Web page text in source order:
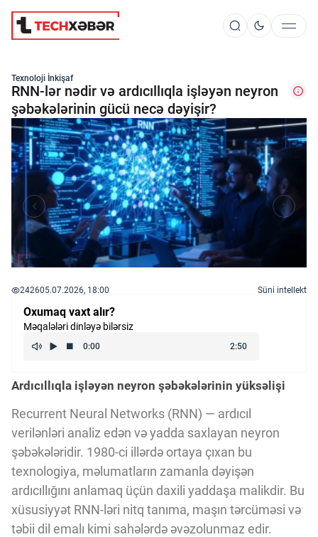
Süni İntellekt
Elm və Kosmos
Texnoloji İnkişaf
İnnovasiya və Startaplar
Robot və Cihazlar
Kriptovalyuta
ÇƏRƏZLƏR SİYASƏTİ
İSTIFADƏ ŞƏRTLƏRİ
MƏXFİLİK SİYASƏTİ
Texnoloji İnkişaf
RNN-lər nədir və ardıcıllıqla işləyən neyron
şəbəkələrinin gücü necə dəyişir?
242605.07.2026, 18:00 Süni intellekt
Oxumaq vaxt alır?
Məqalələri dinləyə bilərsiz
Ardıcıllıqla işləyən neyron şəbəkələrinin yüksəlişi
Recurrent Neural Networks (RNN) — ardıcıl
verilənləri analiz edən və yadda saxlayan neyron
şəbəkələridir. 1980-ci illərdə ortaya çıxan bu
texnologiya, məlumatların zamanla dəyişən
ardıcıllığını anlamaq üçün daxili yaddaşa malikdir. Bu
xüsusiyyət RNN-ləri nitq tanıma, maşın tərcüməsi və
təbii dil emalı kimi sahələrdə əvəzolunmaz edir.